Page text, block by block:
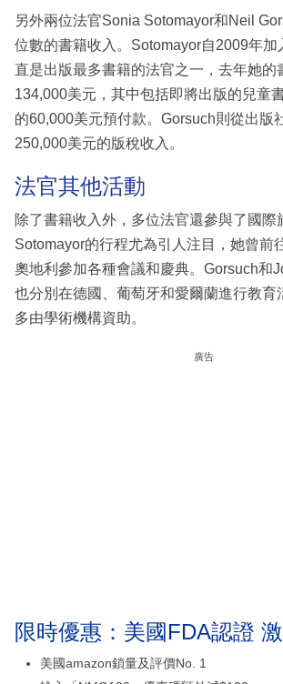
另外兩位法官Sonia Sotomayor和Neil
位數的書籍收入。Sotomayor自2009年加
直是出版最多書籍的法官之一，去年她的
134,000美元，其中包括即將出版的兒童
的60,000美元預付款。Gorsuch則從出版
250,000美元的版稅收入。
法官其他活動
除了書籍收入外，多位法官還參與了國際
Sotomayor的行程尤為引人注目，她曾前
奧地利參加各種會議和慶典。Gorsuch和
也分別在德國、葡萄牙和愛爾蘭進行教育
多由學術機構資助。
廣告
限時優惠：美國FDA認證
美國amazon鎖量及評價No. 1